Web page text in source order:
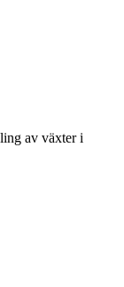
av växter i